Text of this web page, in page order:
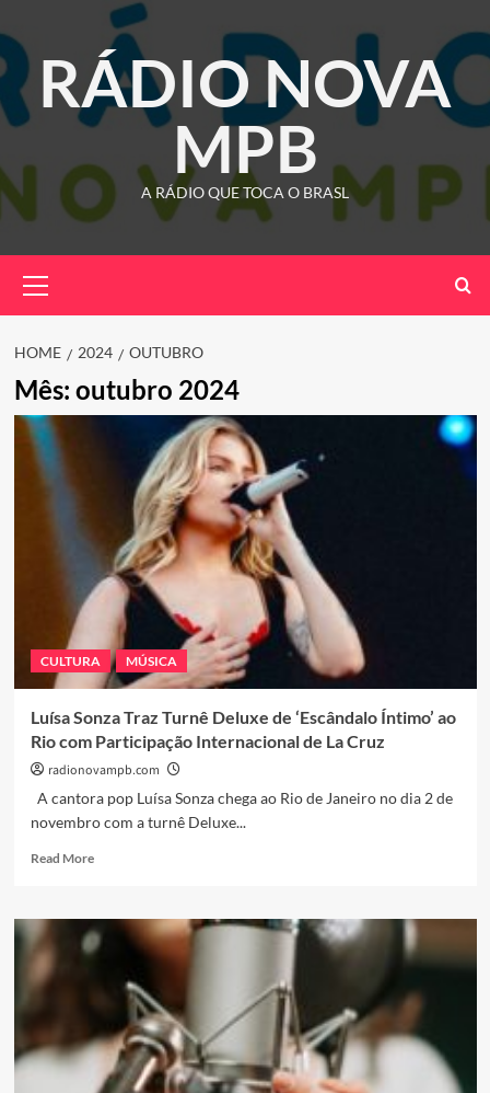
to
contentRÁDIO NOVA
MPB
A RÁDIO QUE TOCA O BRASL
Menu
HOME 2024 OUTUBRO
Mês: outubro 2024
CULTURA MÚSICA
Luísa Sonza Traz Turnê Deluxe de ‘Escândalo Íntimo’ ao
Rio com Participação Internacional de La Cruz
radionovampb.com
A cantora pop Luísa Sonza chega ao Rio de Janeiro no dia 2 de
novembro com a turnê Deluxe...
Read MoreRead
Luísa
Sonza
Traz
Turnê
Deluxe
‘Escândalo
Íntimo’
ao